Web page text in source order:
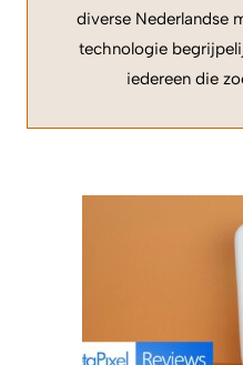
diverse Nederlandse
technologie
iedereen die